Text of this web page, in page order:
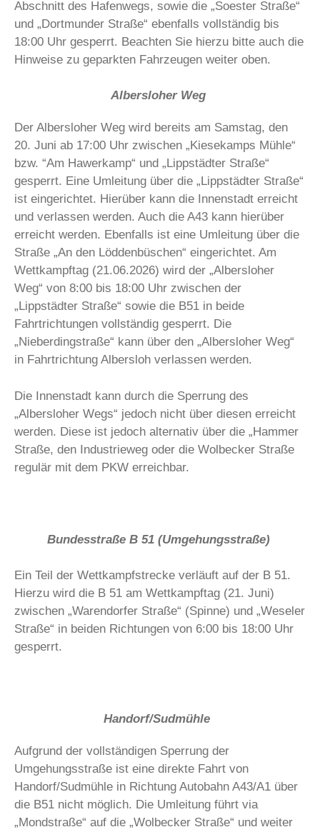
Abschnitt des Hafenwegs, sowie die „Soester Straße“
und „Dortmunder Straße“ ebenfalls vollständig bis
18:00 Uhr gesperrt. Beachten Sie hierzu bitte auch die
Hinweise zu geparkten Fahrzeugen weiter oben.
Albersloher Weg
Der Albersloher Weg wird bereits am Samstag, den
20. Juni ab 17:00 Uhr zwischen „Kiesekamps Mühle“
bzw. “Am Hawerkamp“ und „Lippstädter Straße“
gesperrt. Eine Umleitung über die „Lippstädter Straße“
ist eingerichtet. Hierüber kann die Innenstadt erreicht
und verlassen werden. Auch die A43 kann hierüber
erreicht werden. Ebenfalls ist eine Umleitung über die
Straße „An den Löddenbüschen“ eingerichtet. Am
Wettkampftag (21.06.2026) wird der „Albersloher
Weg“ von 8:00 bis 18:00 Uhr zwischen der
„Lippstädter Straße“ sowie die B51 in beide
Fahrtrichtungen vollständig gesperrt. Die
„Nieberdingstraße“ kann über den „Albersloher Weg“
in Fahrtrichtung Albersloh verlassen werden.
Die Innenstadt kann durch die Sperrung des
„Albersloher Wegs“ jedoch nicht über diesen erreicht
werden. Diese ist jedoch alternativ über die „Hammer
Straße, den Industrieweg oder die Wolbecker Straße
regulär mit dem PKW erreichbar.
Bundesstraße B 51 (Umgehungsstraße)
Ein Teil der Wettkampfstrecke verläuft auf der B 51.
Hierzu wird die B 51 am Wettkampftag (21. Juni)
zwischen „Warendorfer Straße“ (Spinne) und „Weseler
Straße“ in beiden Richtungen von 6:00 bis 18:00 Uhr
gesperrt.
Handorf/Sudmühle
Aufgrund der vollständigen Sperrung der
Umgehungsstraße ist eine direkte Fahrt von
Handorf/Sudmühle in Richtung Autobahn A43/A1 über
die B51 nicht möglich. Die Umleitung führt via
„Mondstraße“ auf die „Wolbecker Straße“ und weiter